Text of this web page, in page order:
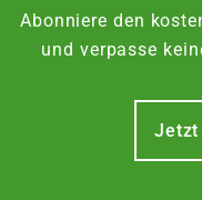
Abonniere den
und verpasse
Jetzt